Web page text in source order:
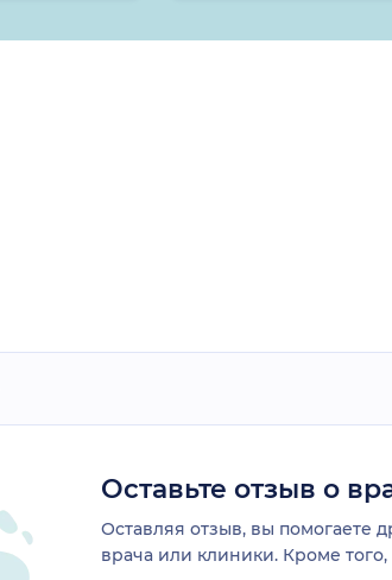
Оставьте отзыв о
Оставляя отзыв, вы помогаете
врача или клиники. Кроме